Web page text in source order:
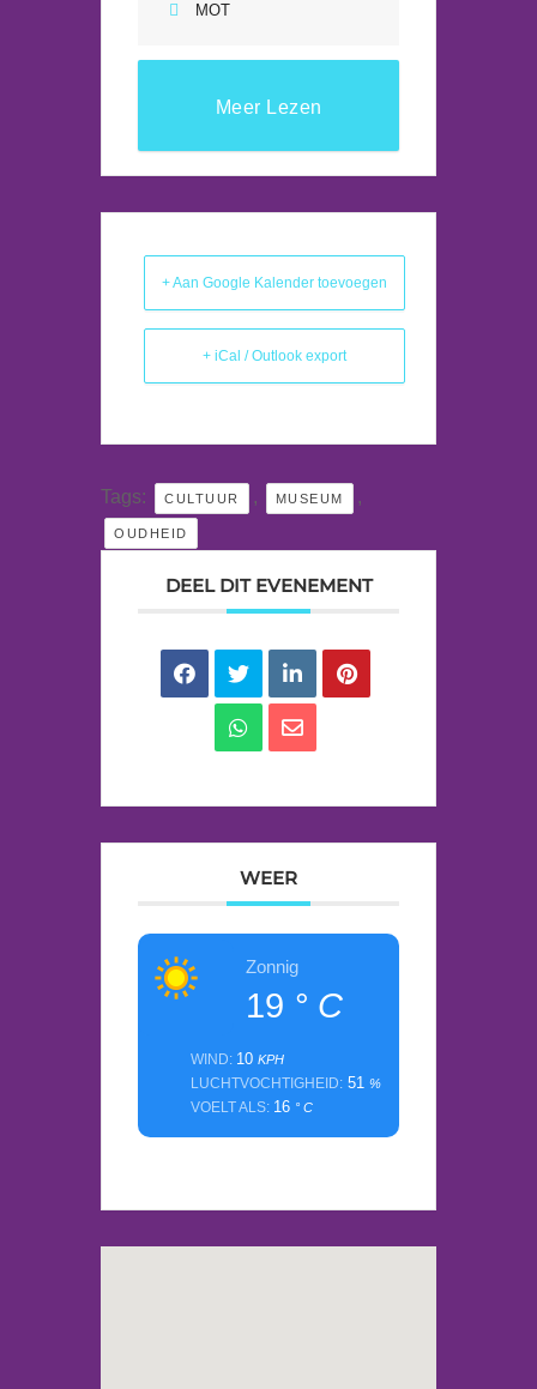
MOT
Meer Lezen
+ Aan Google Kalender toevoegen
+ iCal / Outlook export
Tags: CULTUUR , MUSEUM ,
OUDHEID
DEEL DIT EVENEMENT
WEER
Zonnig
19 ° C
WIND: 10 KPH
LUCHTVOCHTIGHEID: 51 %
VOELT ALS: 16 ° C